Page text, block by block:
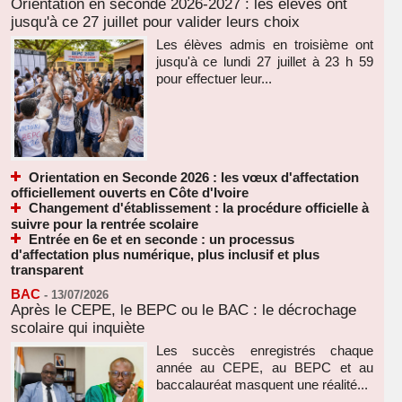
Orientation en seconde 2026-2027 : les élèves ont
jusqu'à ce 27 juillet pour valider leurs choix
Les élèves admis en troisième ont
jusqu'à ce lundi 27 juillet à 23 h 59
pour effectuer leur...
Orientation en Seconde 2026 : les vœux d'affectation
officiellement ouverts en Côte d'Ivoire
Changement d'établissement : la procédure officielle à
suivre pour la rentrée scolaire
Entrée en 6e et en seconde : un processus
d'affectation plus numérique, plus inclusif et plus
transparent
BAC - 13/07/2026
Après le CEPE, le BEPC ou le BAC : le décrochage
scolaire qui inquiète
Les succès enregistrés chaque
année au CEPE, au BEPC et au
baccalauréat masquent une réalité...